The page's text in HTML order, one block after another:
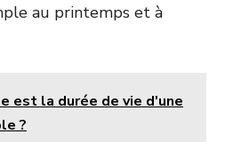
au printemps et à
est la durée de vie d'une
?